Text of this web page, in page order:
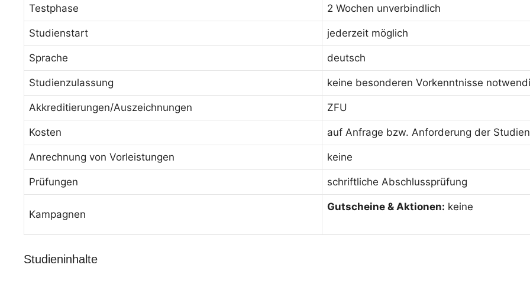
Testphase 2 Wochen unverbindlich
Studienstart jederzeit möglich
Sprache deutsch
Studienzulassung keine besonderen Vorkenntnisse
Akkreditierungen/Auszeichnungen ZFU
Kosten auf Anfrage bzw. Anforderung der
Anrechnung von Vorleistungen keine
Prüfungen schriftliche Abschlussprüfung
Kampagnen
Gutscheine & Aktionen: keine
Studieninhalte